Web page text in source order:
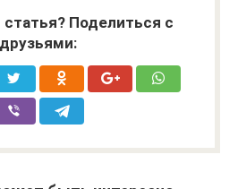
Поделиться с
друзьями: